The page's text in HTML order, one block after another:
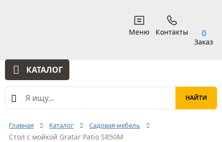
КАТАЛОГ
Меню Контакты 0
Заказ
Главная Каталог Садовая мебель
Стол с мойкой Gratar Patio S850M